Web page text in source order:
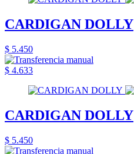
CARDIGAN DOLLY
$ 5.450
$ 4.633
CARDIGAN DOLLY
$ 5.450